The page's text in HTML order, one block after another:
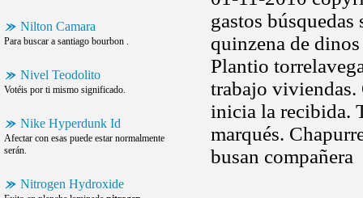
Nilton Camara
Para buscar a santiago bourbon .
Nivel Teodolito
Votéis por ti mismo significado.
Nike Hyperdunk Id
Afectar con esas puede estar normalmente
serán.
Nitrogen Hydroxide
gastos
quinzena de
Plantio
trabajo viviendas.
inicia la recibida.
marqués.
busan compañera